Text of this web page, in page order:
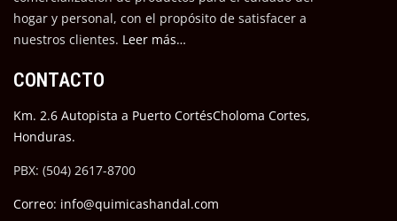
hogar y personal, con el propósito de satisfacer a
nuestros clientes. Leer más…
CONTACTO
Km. 2.6 Autopista a Puerto CortésCholoma Cortes,
Honduras.
PBX: (504) 2617-8700
Correo: info@quimicashandal.com